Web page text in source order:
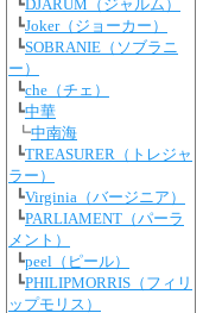
┗DJARUM（ジャルム）
┗Joker（ジョーカー）
┗SOBRANIE（ソブラニ
ー）
┗che（チェ）
┗中華
┗中南海
┗TREASURER（トレジャ
ラー）
┗Virginia（バージニア）
┗PARLIAMENT（パーラ
メント）
┗peel（ピール）
┗PHILIPMORRIS（フィリ
ップモリス）